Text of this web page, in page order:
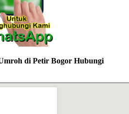
di Petir Bogor Hubungi